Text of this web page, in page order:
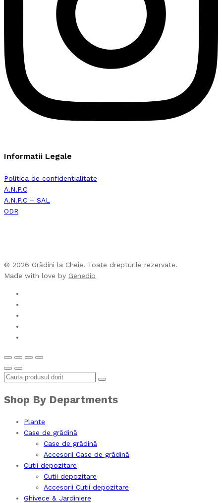
Informatii Legale
Politica de confidentialitate
A.N.P.C
A.N.P.C – SAL
ODR
© 2026 Grădini la Cheie. Toate drepturile rezervate.
Made with love by Genedio
Shop By Departments
Plante
Case de grădină
Case de grădină
Accesorii Case de grădină
Cutii depozitare
Cutii depozitare
Accesorii Cutii depozitare
Ghivece & Jardiniere